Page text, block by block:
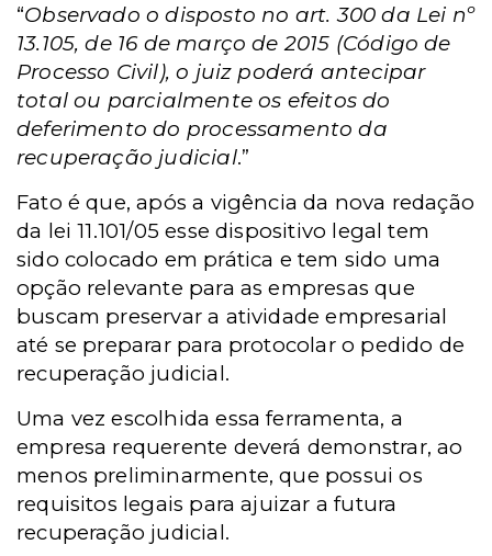
“Observado o disposto no art. 300 da Lei nº
13.105, de 16 de março de 2015 (Código de
Processo Civil), o juiz poderá antecipar
total ou parcialmente os efeitos do
deferimento do processamento da
recuperação judicial.”
Fato é que, após a vigência da nova redação
da lei 11.101/05 esse dispositivo legal tem
sido colocado em prática e tem sido uma
opção relevante para as empresas que
buscam preservar a atividade empresarial
até se preparar para protocolar o pedido de
recuperação judicial.
Uma vez escolhida essa ferramenta, a
empresa requerente deverá demonstrar, ao
menos preliminarmente, que possui os
requisitos legais para ajuizar a futura
recuperação judicial.